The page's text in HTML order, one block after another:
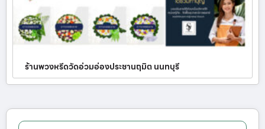
ร้านพวงหรีดวัดอ่วมอ่องประชานฤมิต นนทบุรี